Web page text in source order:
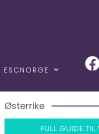
ESCNORGE
Østerrike
FULL GUIDE